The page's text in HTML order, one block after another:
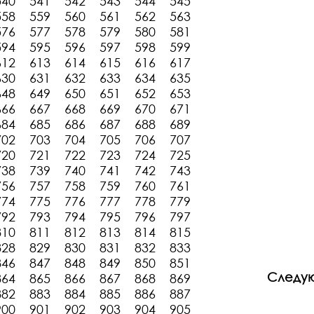
559 560 561 562
563
577 578 579 580
581
595 596 597 598
599
613 614 615 616
617
631 632 633 634
635
649 650 651 652
653
667 668 669 670
671
685 686 687 688
689
703 704 705 706
707
721 722 723 724
725
739 740 741 742
743
757 758 759 760
761
775 776 777 778
779
793 794 795 796
797
811 812 813 814
815
829 830 831 832
833
847 848 849 850
851
865 866 867 868
869
883 884 885 886
887
901 902 903 904 905